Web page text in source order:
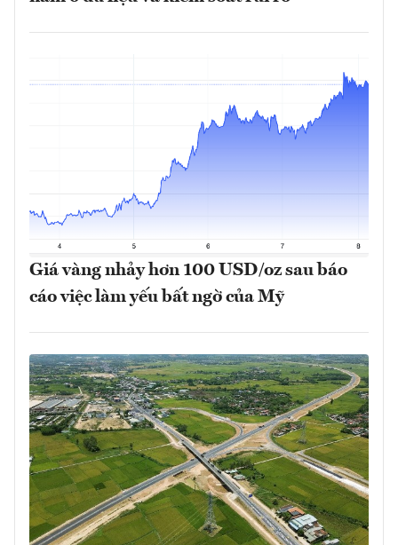
Giá vàng nhảy hơn 100 USD/oz sau báo
cáo việc làm yếu bất ngờ của Mỹ